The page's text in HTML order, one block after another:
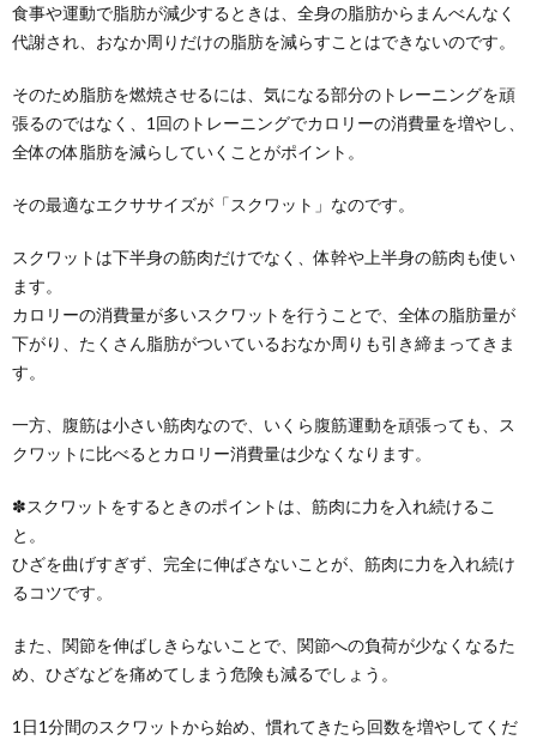
食事や運動で脂肪が減少するときは、全身の脂肪からまんべんなく
代謝され、おなか周りだけの脂肪を減らすことはできないのです。
そのため脂肪を燃焼させるには、気になる部分のトレーニングを頑
張るのではなく、1回のトレーニングでカロリーの消費量を増やし、
全体の体脂肪を減らしていくことがポイント。
その最適なエクササイズが「スクワット」なのです。
スクワットは下半身の筋肉だけでなく、体幹や上半身の筋肉も使い
ます。
カロリーの消費量が多いスクワットを行うことで、全体の脂肪量が
下がり、たくさん脂肪がついているおなか周りも引き締まってきま
す。
一方、腹筋は小さい筋肉なので、いくら腹筋運動を頑張っても、ス
クワットに比べるとカロリー消費量は少なくなります。
✽スクワットをするときのポイントは、筋肉に力を入れ続けるこ
と。
ひざを曲げすぎず、完全に伸ばさないことが、筋肉に力を入れ続け
るコツです。
また、関節を伸ばしきらないことで、関節への負荷が少なくなるた
め、ひざなどを痛めてしまう危険も減るでしょう。
1日1分間のスクワットから始め、慣れてきたら回数を増やしてくだ